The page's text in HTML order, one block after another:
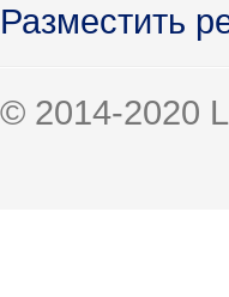
Разместить
© 2014-2020